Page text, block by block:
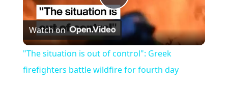
Play
Video
Watch on
"The situation is out of control": Greek
firefighters battle wildfire for fourth day